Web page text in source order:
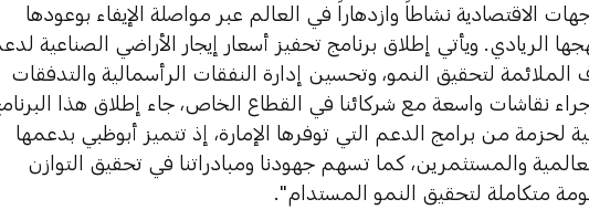
الاقتصادية نشاطاً وازدهاراً في العالم عبر مواصلة الإيفاء بوعودها
الريادي. ويأتي إطلاق برنامج تحفيز أسعار إيجار الأراضي الصناعية
الملائمة لتحقيق النمو، وتحسين إدارة النفقات الرأسمالية والتدفقات
نقاشات واسعة مع شركائنا في القطاع الخاص، جاء إطلاق هذا
لحزمة من برامج الدعم التي توفرها الإمارة، إذ تتميز أبوظبي بدعمها
والمستثمرين، كما تسهم جهودنا ومبادراتنا في تحقيق التوازن
متكاملة لتحقيق النمو المستدام".